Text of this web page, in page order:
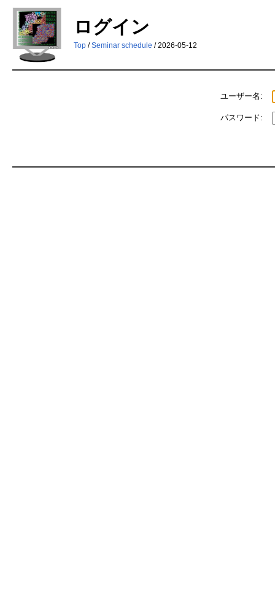
ログイン
Top/Seminar schedule / 2026-05-12
ユーザー名:
パスワード: